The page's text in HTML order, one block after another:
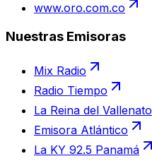
www.oro.com.co
Nuestras Emisoras
Mix Radio
Radio Tiempo
La Reina del Vallenato
Emisora Atlántico
La KY 92.5 Panamá